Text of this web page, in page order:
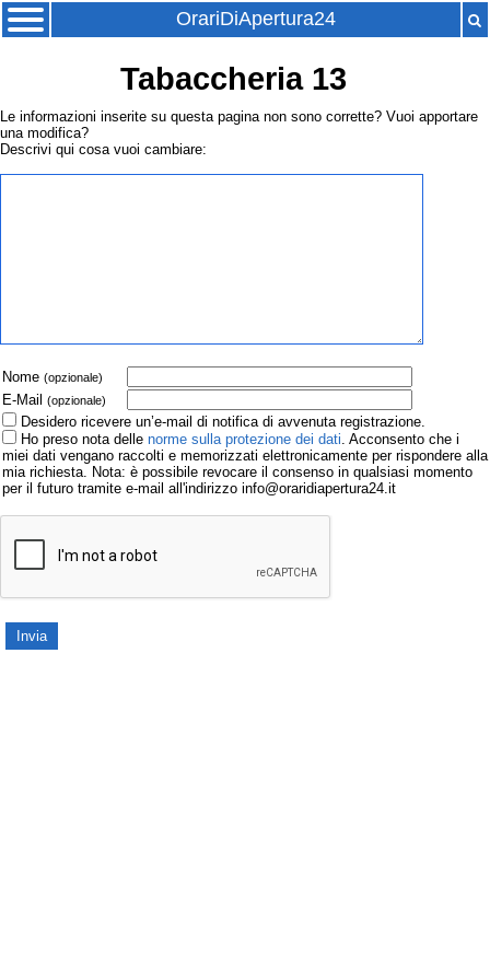
OrariDiApertura24
Tabaccheria 13
Le informazioni inserite su questa pagina non sono corrette? Vuoi apportare
una modifica?
Descrivi qui cosa vuoi cambiare:
Nome (opzionale)
E-Mail (opzionale)
Desidero ricevere un’e-mail di notifica di avvenuta registrazione.
Ho preso nota delle norme sulla protezione dei dati. Acconsento che i
miei dati vengano raccolti e memorizzati elettronicamente per rispondere alla
mia richiesta. Nota: è possibile revocare il consenso in qualsiasi momento
per il futuro tramite e-mail all'indirizzo info@oraridiapertura24.it